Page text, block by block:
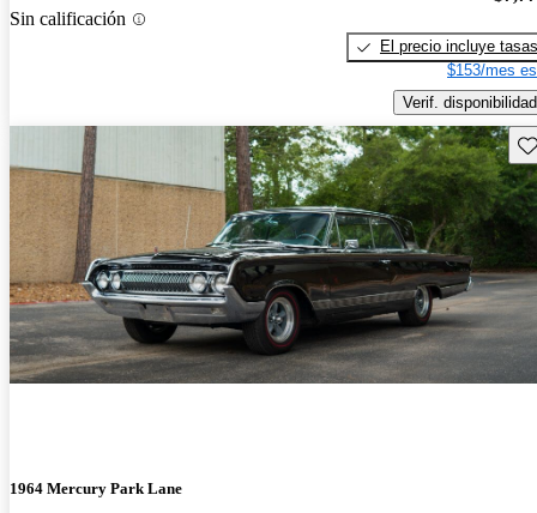
Sin calificación
El precio incluye tasas
$153/mes
Verif. disponibilidad
1964 Mercury Park Lane